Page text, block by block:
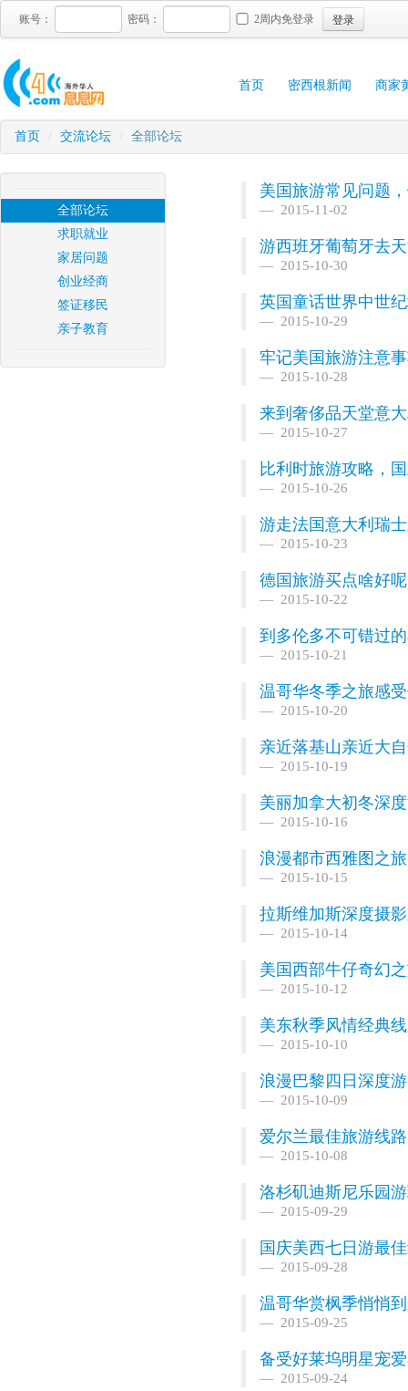
账号： 密码： 2周内免登录 登录
首页 密西根新闻 商家
首页 / 交流论坛 / 全部论坛
全部论坛
求职就业
家居问题
创业经商
签证移民
亲子教育
美国旅游常见问题
2015-11-02
游西班牙葡萄牙去
2015-10-30
英国童话世界中世
2015-10-29
牢记美国旅游注意
2015-10-28
来到奢侈品天堂意
2015-10-27
比利时旅游攻略，
2015-10-26
游走法国意大利瑞
2015-10-23
德国旅游买点啥好
2015-10-22
到多伦多不可错过
2015-10-21
温哥华冬季之旅感
2015-10-20
亲近落基山亲近大
2015-10-19
美丽加拿大初冬深
2015-10-16
浪漫都市西雅图之
2015-10-15
拉斯维加斯深度摄
2015-10-14
美国西部牛仔奇幻
2015-10-12
美东秋季风情经典
2015-10-10
浪漫巴黎四日深度
2015-10-09
爱尔兰最佳旅游线
2015-10-08
洛杉矶迪斯尼乐园
2015-09-29
国庆美西七日游最
2015-09-28
温哥华赏枫季悄悄
2015-09-25
备受好莱坞明星宠
2015-09-24